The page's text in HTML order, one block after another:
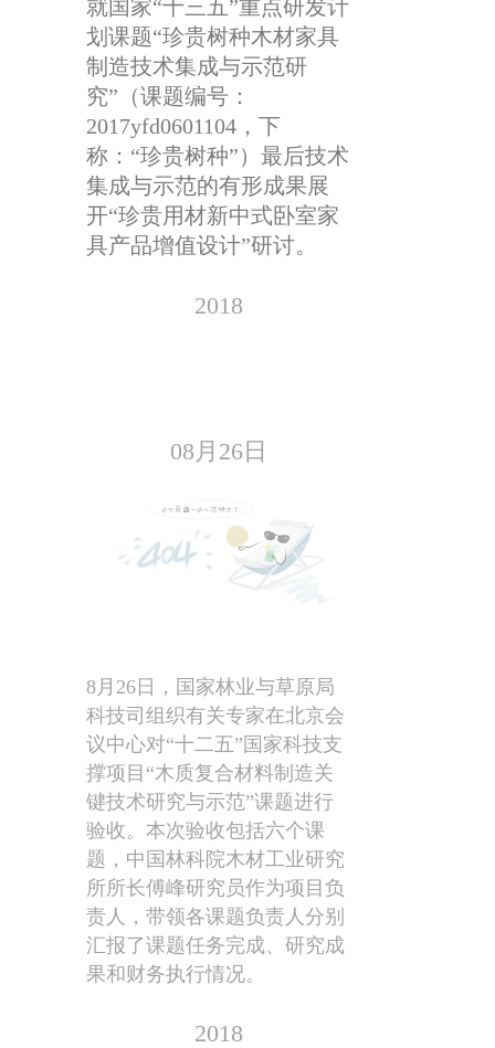
就国家“十三五”重点研发计
划课题“珍贵树种木材家具
制造技术集成与示范研
究”（课题编号：
2017yfd0601104，下
称：“珍贵树种”）最后技术
集成与示范的有形成果展
开“珍贵用材新中式卧室家
具产品增值设计”研讨。
2018
08月26日
8月26日，国家林业与草原局
科技司组织有关专家在北京会
议中心对“十二五”国家科技支
撑项目“木质复合材料制造关
键技术研究与示范”课题进行
验收。本次验收包括六个课
题，中国林科院木材工业研究
所所长傅峰研究员作为项目负
责人，带领各课题负责人分别
汇报了课题任务完成、研究成
果和财务执行情况。
2018